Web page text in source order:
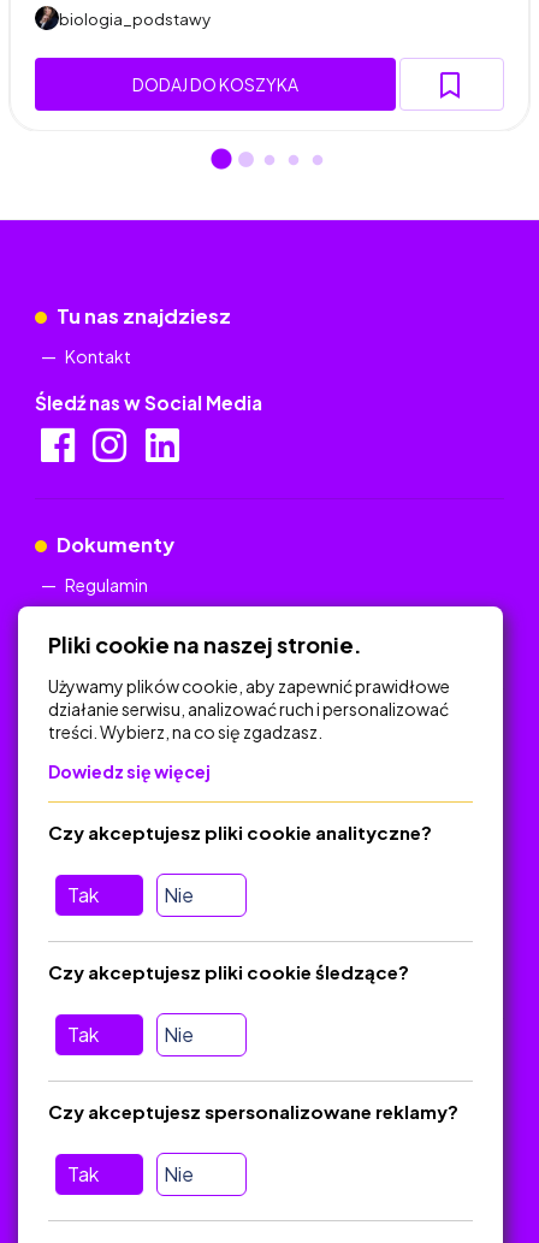
biologia_podstawy
DODAJ DO KOSZYKA
Tu nas znajdziesz
Kontakt
Śledź nas w Social Media
Dokumenty
Regulamin
Na skróty
Polityka Prywatności
O platformie
Baza materiałów dydaktycznych
Jak zostać autorem
wiadomość nie trafiła do folderu SPAM)
Pliki cookie na naszej stronie.
Używamy plików cookie, aby zapewnić prawidłowe
działanie serwisu, analizować ruch i personalizować
treści. Wybierz, na co się zgadzasz.
Dowiedz się więcej
Tak Nie
Czy akceptujesz pliki cookie analityczne?
Tak Nie
Czy akceptujesz pliki cookie śledzące?
Tak Nie
Czy akceptujesz spersonalizowane reklamy?